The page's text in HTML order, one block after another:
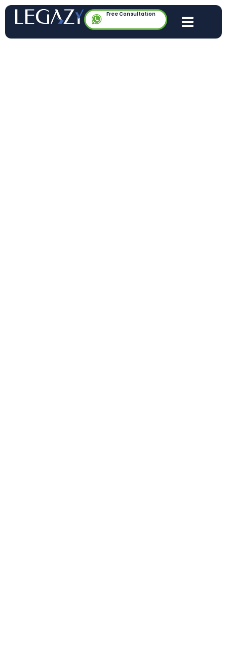
Free Consultation